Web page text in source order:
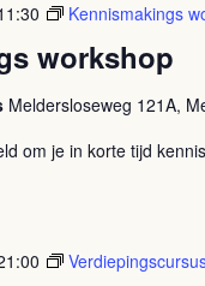
workshop
Kennismakings
Meldersloseweg 121A,
om je in korte tijd